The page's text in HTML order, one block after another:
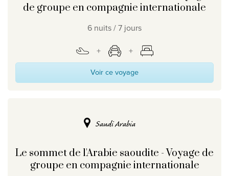
de groupe en compagnie internationale
6 nuits / 7 jours
Voir ce voyage
Saudi Arabia
Le sommet de l'Arabie saoudite - Voyage de
groupe en compagnie internationale